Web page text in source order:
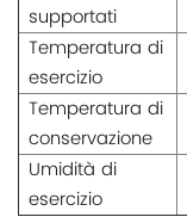
supportati
Temperatura di
esercizio
Temperatura di
conservazione
Umidità di
esercizio